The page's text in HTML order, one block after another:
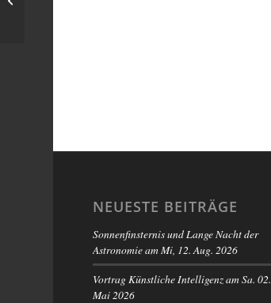
NEUESTE BEITRÄGE
Sonnenfinsternis und Lange Nacht der
Astronomie am Mi, 12. Aug. 2026
Vortrag Künstliche Intelligenz am Sa. 02.
Mai 2026